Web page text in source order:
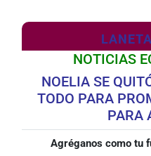
NOTICIAS
NOELIA SE
TODO PARA
PARA
Agréganos como tu